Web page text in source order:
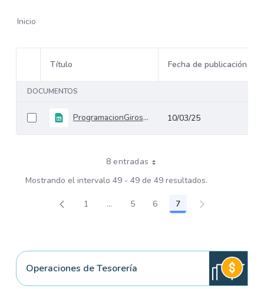
Inicio
Selección del elemento
Título Fecha de publicación
DOCUMENTOS
ProgramacionGirosDolares 10/03/25
8 entradas
Mostrando el intervalo 49 - 49 de 49 resultados.
Página
1 ...Páginas intermedias Use TAB para
Página
5 Página
6 Página
7
Operaciones de Tesorería